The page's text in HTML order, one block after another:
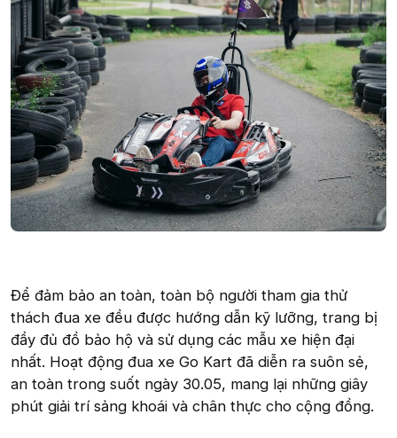
Để đảm bảo an toàn, toàn bộ người tham gia thử
thách đua xe đều được hướng dẫn kỹ lưỡng, trang bị
đầy đủ đồ bảo hộ và sử dụng các mẫu xe hiện đại
nhất. Hoạt động đua xe Go Kart đã diễn ra suôn sẻ,
an toàn trong suốt ngày 30.05, mang lại những giây
phút giải trí sảng khoái và chân thực cho cộng đồng.